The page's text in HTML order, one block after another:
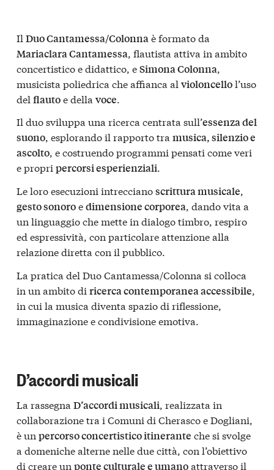
Il Duo Cantamessa/Colonnaè formato da
Mariaclara Cantamessa, flautista attiva in ambito
concertistico e didattico, eSimona Colonna,
musicista poliedrica che affianca al violoncellol’uso
del flautoe della voce.
Il duo sviluppa una ricerca centrata sull’essenza del
suono, esplorando il rapporto tra musica, silenzio e
ascolto, e costruendo programmi pensati come veri
e propri percorsi esperienziali.
Le loro esecuzioni intreccianoscrittura musicale,
gesto sonoroedimensione corporea, dando vita a
un linguaggio che mette in dialogo timbro, respiro
ed espressività, con particolare attenzione alla
relazione diretta con il pubblico.
La pratica del Duo Cantamessa/Colonna si colloca
in un ambito di ricerca contemporanea accessibile,
in cui la musica diventa spazio di riflessione,
immaginazione e condivisione emotiva.
D’accordi musicali
La rassegna D’accordi musicali, realizzata in
collaborazione tra i Comuni di CherascoeDogliani,
è un percorso concertistico itinerante che si svolge
a domeniche alterne nelle due città, con l’obiettivo
di creare un ponte culturale e umanoattraverso il